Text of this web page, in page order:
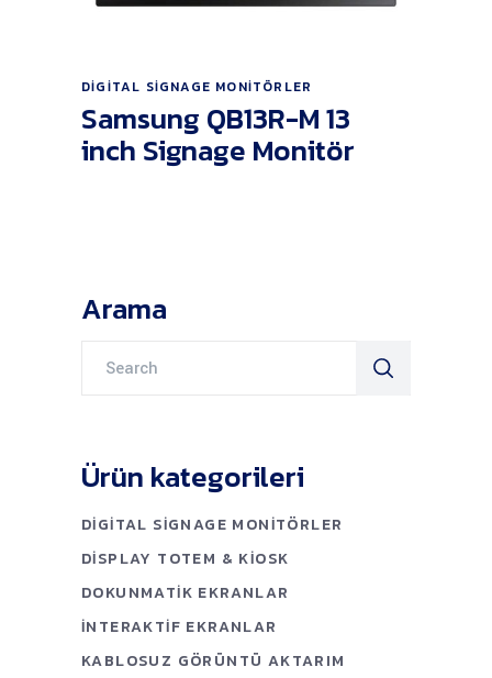
Ürünü İncele
DIGITAL SIGNAGE MONITÖRLER
Samsung QB13R-M 13
inch Signage Monitör
Arama
for:
Ürün kategorileri
DIGITAL SIGNAGE MONITÖRLER
DISPLAY TOTEM & KIOSK
DOKUNMATIK EKRANLAR
İNTERAKTIF EKRANLAR
KABLOSUZ GÖRÜNTÜ AKTARIM